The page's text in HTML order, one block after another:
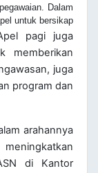
Dalam
untuk bersikap
pagi juga
memberikan
juga
program dan
arahannya
di Kantor